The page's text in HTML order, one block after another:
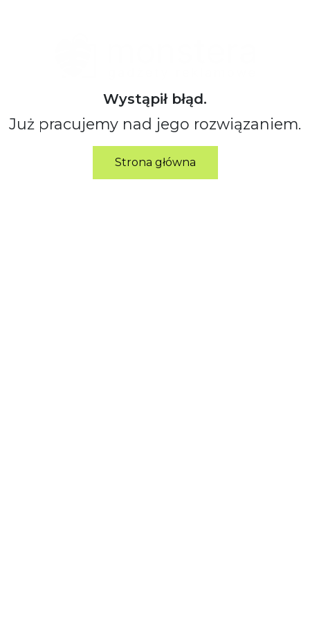
Wystąpił błąd.
Już pracujemy nad jego rozwiązaniem.
Strona główna